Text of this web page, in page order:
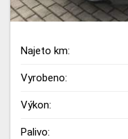
Najeto km:
Vyrobeno:
Výkon:
Palivo: